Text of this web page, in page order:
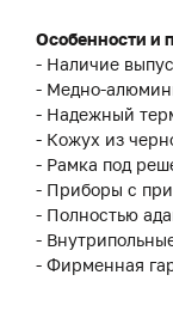
Особенности и
- Наличие
- Медно-
- Надежный
- Кожух из
- Рамка под
- Приборы с
- Полностью
-
- Фирменная